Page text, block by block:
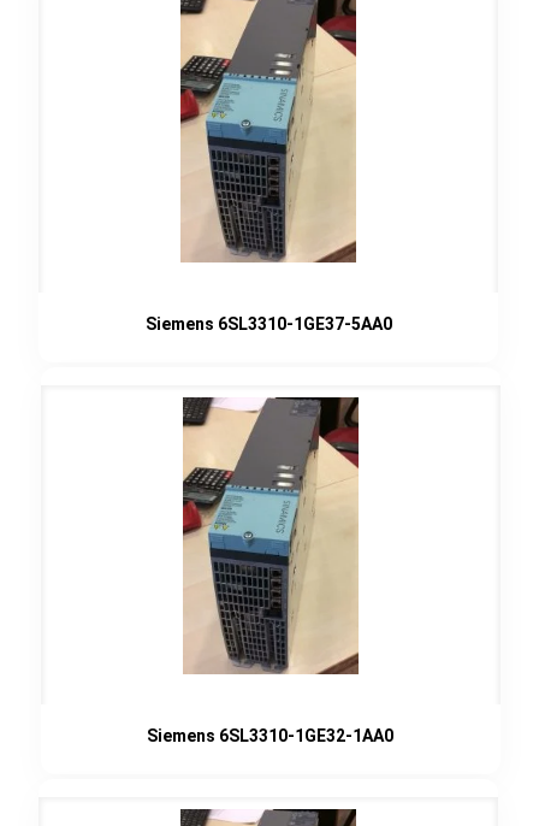
Siemens 6SL3310-1GE37-5AA0
Siemens 6SL3310-1GE32-1AA0